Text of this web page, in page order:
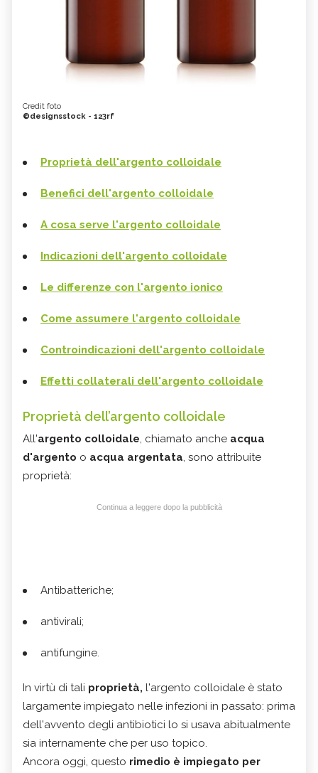
Credit foto
©designsstock - 123rf
Proprietà dell'argento colloidale
Benefici dell'argento colloidale
A cosa serve l'argento colloidale
Indicazioni dell'argento colloidale
Le differenze con l'argento ionico
Come assumere l'argento colloidale
Controindicazioni dell'argento colloidale
Effetti collaterali dell'argento colloidale
Proprietà dell’argento colloidale
All'argento colloidale, chiamato anche acqua
d'argento o acqua argentata, sono attribuite
proprietà:
Continua a leggere dopo la pubblicità
Antibatteriche;
antivirali;
antifungine.
In virtù di tali proprietà, l'argento colloidale è stato
largamente impiegato nelle infezioni in passato: prima
dell'avvento degli antibiotici lo si usava abitualmente
sia internamente che per uso topico.
Ancora oggi, questo rimedio è impiegato per